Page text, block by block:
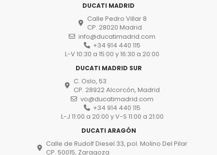
DUCATI MADRID
Calle Pedro Villar 8
CP. 28020 Madrid
info@ducatimadrid.com
+34 914 440 115
L-V 10:30 a 15:00 y 16:30 a 20:00
DUCATI MADRID SUR
C. Oslo, 53
CP. 28922 Alcorcón, Madrid
vo@ducatimadrid.com
+34 914 440 115
L-J 11:00 a 20:00 y V-S 11:00 a 21:00
DUCATI ARAGÓN
Calle de Rudolf Diesel 33, pol. Molino Del Pilar
CP. 50015, Zaragoza